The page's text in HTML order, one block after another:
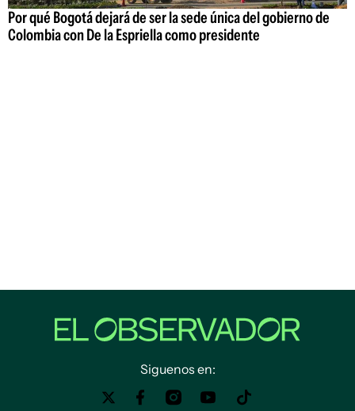
Por qué Bogotá dejará de ser la sede única del gobierno de
Colombia con De la Espriella como presidente
Siguenos en: